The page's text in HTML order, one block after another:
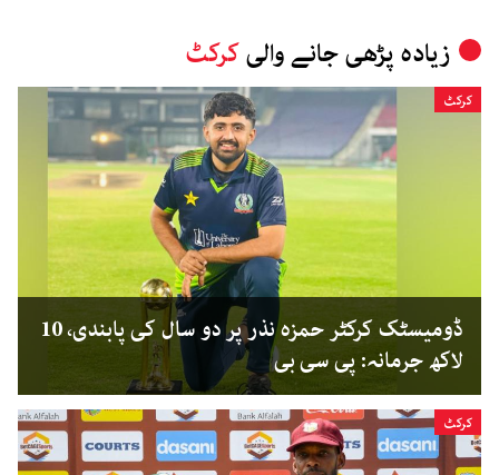
زیادہ پڑھی جانے والیکرکٹ
کرکٹ
ڈومیسٹک کرکٹر حمزہ نذر پر دو سال کی پابندی، 10
لاکھ جرمانہ: پی سی بی
کرکٹ